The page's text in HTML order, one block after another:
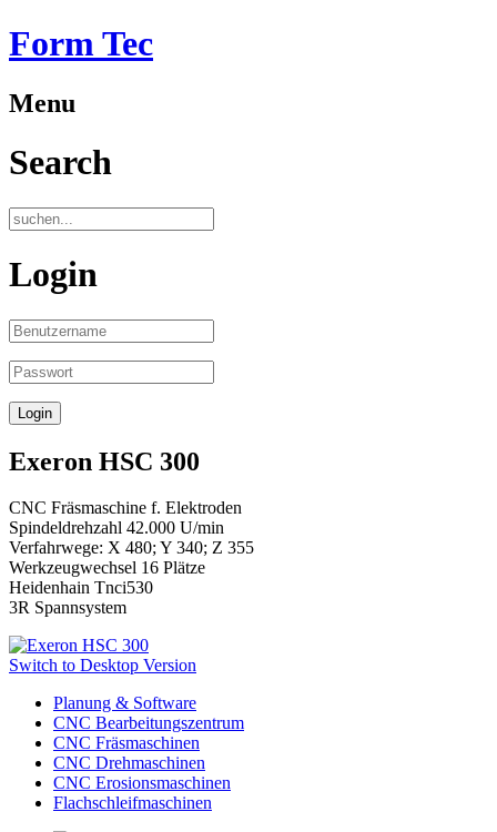
Form Tec
Menu
Search
Login
Exeron HSC 300
CNC Fräsmaschine f. Elektroden
Spindeldrehzahl 42.000 U/min
Verfahrwege: X 480; Y 340; Z 355
Werkzeugwechsel 16 Plätze
Heidenhain Tnci530
3R Spannsystem
Switch to Desktop Version
Planung & Software
CNC Bearbeitungszentrum
CNC Fräsmaschinen
CNC Drehmaschinen
CNC Erosionsmaschinen
Flachschleifmaschinen